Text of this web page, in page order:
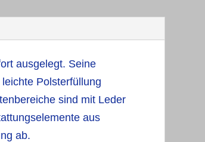
ausgelegt. Seine
Polsterfüllung
sind mit Leder
aus
ab.